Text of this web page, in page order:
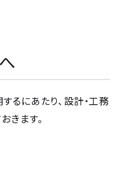
るにあたり、設計・工務
きます。